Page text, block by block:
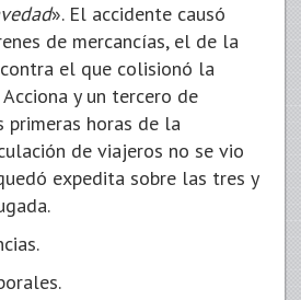
». El accidente causó
de mercancías, el de la
el que colisionó la
y un tercero de
primeras horas de la
de viajeros no se vio
expedita sobre las tres y